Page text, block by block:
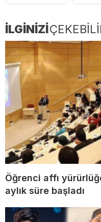
İLGİNİZİ
Öğrenci affı
aylık süre başladı